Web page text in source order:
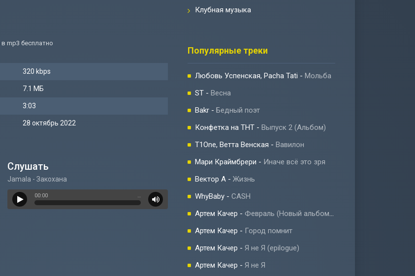
в mp3 бесплатно
320 kbps
7.1 МБ
3:03
28 октябрь 2022
Слушать
Jamala - Закохана
00:00 …
Клубная музыка
Популярные треки
Любовь Успенская, Pacha Tati - Мольба
ST - Весна
Bakr - Бедный поэт
Конфетка на ТНТ - Выпуск 2 (Альбом)
T1One, Ветта Венская - Вавилон
Мари Краймбрери - Иначе всё это зря
Вектор А - Жизнь
WhyBaby - CASH
Артем Качер - Февраль (Новый альбом 2023)
Артем Качер - Город помнит
Артем Качер - Я не Я (epilogue)
Артем Качер - Я не Я